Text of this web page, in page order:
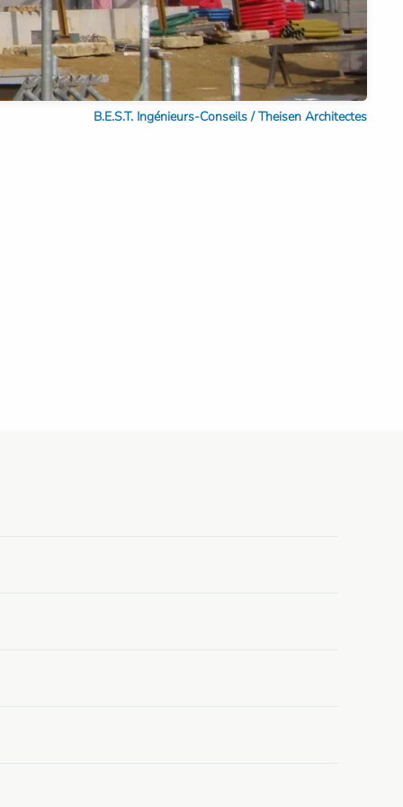
B.E.S.T. Ingénieurs-Conseils / Theisen Architectes